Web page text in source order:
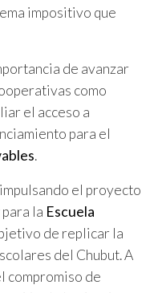
impositivo que
de avanzar
como
el acceso a
para el
.
el proyecto
para la Escuela
de replicar la
del Chubut. A
compromiso de